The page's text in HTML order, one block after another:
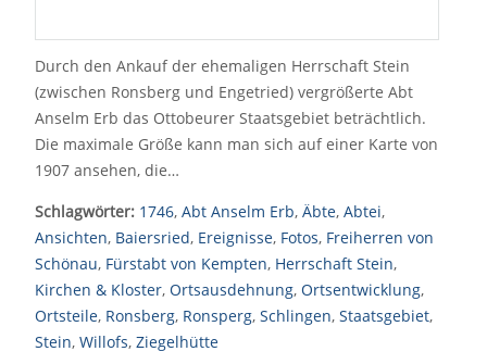
Durch den Ankauf der ehemaligen Herrschaft Stein
(zwischen Ronsberg und Engetried) vergrößerte Abt
Anselm Erb das Ottobeurer Staatsgebiet beträchtlich.
Die maximale Größe kann man sich auf einer Karte von
1907 ansehen, die…
Schlagwörter: 1746, Abt Anselm Erb, Äbte, Abtei,
Ansichten, Baiersried, Ereignisse, Fotos, Freiherren von
Schönau, Fürstabt von Kempten, Herrschaft Stein,
Kirchen & Kloster, Ortsausdehnung, Ortsentwicklung,
Ortsteile, Ronsberg, Ronsperg, Schlingen, Staatsgebiet,
Stein, Willofs, Ziegelhütte